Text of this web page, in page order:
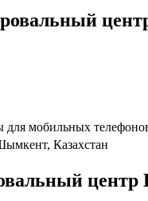
мобильных
Казахстан
центр